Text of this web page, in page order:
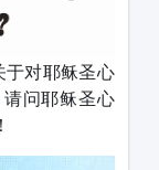
于对耶稣圣心
问耶稣圣心